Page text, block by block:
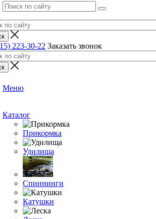
223-30-22 Заказать звонок
Меню
Каталог
Прикормка
Удилища
Спиннинги
Катушки